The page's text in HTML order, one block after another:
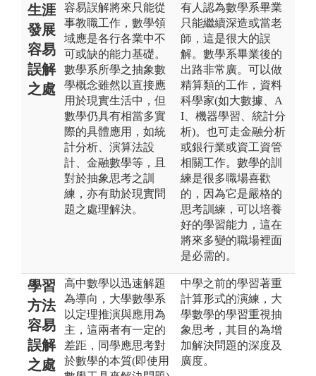
生涯
發展
容易
誤解
之處
容易誤解將來只能從
事教職工作，數學領
域應是各行各業中不
可或缺的能力基礎。
數學系所學之抽象數
學概念雖然以直接應
用於現實生活中，但
數學仍具有相當多實
際的具體應用，如統
計分析、演算法設
計、金融數學等，且
對於抽象思考之訓
練，亦有助於現實問
題之處理解決。
有人認為數學系畢業
只能繼續深造或當老
師，這是很大的誤
解。數學系畢業後的
出路非常廣。可以做
精算類的工作，資料
科學家(如大數據、A
I、機器學習、統計分
析)。也可走金融分析
或銀行業或資工資管
相關工作。數學的訓
練是很多職場喜歡
的，因為它是嚴格的
思考訓練，可以培養
好的學習能力，這在
將來多變的職場裡面
是必需的。
學習
方法
容易
誤解
之處
高中數學以迅速解題
為導向，大學數學系
以定理推演與應用為
主，這兩者有一定的
差距，同學應思考對
於數學的本質(即使用
中學之前的學習著重
計算形式的演練，大
學數學的學習重視抽
象思考，其目的為增
加解決問題的深度及
廣度。